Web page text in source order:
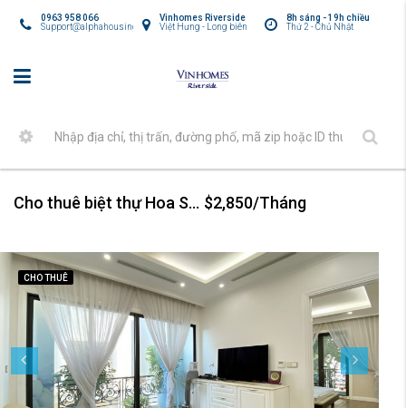
8h sáng - 19h chiều
Thứ 2 - Chủ Nhật
Vinhomes Riverside
Việt Hưng - Long biên
0963 958 066
Support@alphahousing.vn
Cho thuê biệt thự Hoa Sữa ven sông, nhiều ánh sáng $2,850/Tháng
CHO THUÊ